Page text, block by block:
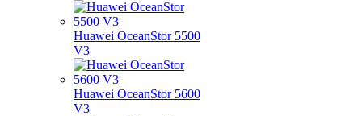
Huawei OceanStor 5500
V3
Huawei OceanStor 5600
V3